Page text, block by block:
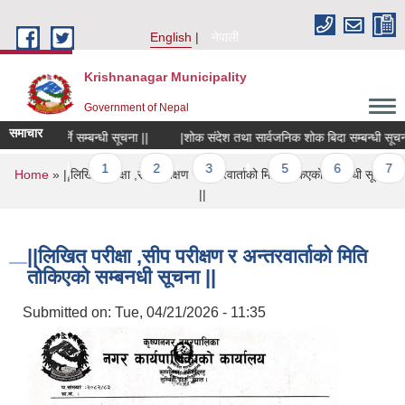
English
नेपाली
Krishnanagar Municipality
Government of Nepal
समाचार
पेश गर्ने सम्बन्धी सूचना || |शोक संदेश तथा सार्वजनिक शोक बिदा सम्बन्धी सूचना ||
1 2 3 4 5 6 7
You are here
Home» ||लिखित परीक्षा ,सीप परीक्षण र अन्तरवार्ताको मिति तोकिएको सम्बनधी सूचना
||
||लिखित परीक्षा ,सीप परीक्षण र अन्तरवार्ताको मिति
तोकिएको सम्बनधी सूचना ||
Submitted on: Tue, 04/21/2026 - 11:35